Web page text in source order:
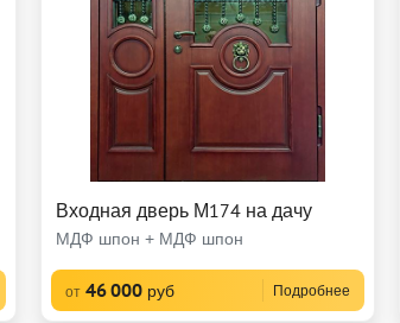
Входная дверь М174 на дачу
МДФ шпон + МДФ шпон
от 46 000 руб Подробнее